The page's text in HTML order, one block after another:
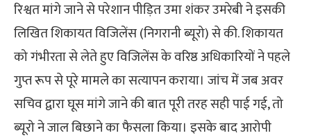
रिश्वत मांगे जाने से परेशान पीड़ित उमा शंकर उमरेबी ने इसकी
लिखित शिकायत विजिलेंस (निगरानी ब्यूरो) से की. शिकायत
को गंभीरता से लेते हुए विजिलेंस के वरिष्ठ अधिकारियों ने पहले
गुप्त रूप से पूरे मामले का सत्यापन कराया। जांच में जब अवर
सचिव द्वारा घूस मांगे जाने की बात पूरी तरह सही पाई गई, तो
ब्यूरो ने जाल बिछाने का फैसला किया। इसके बाद आरोपी